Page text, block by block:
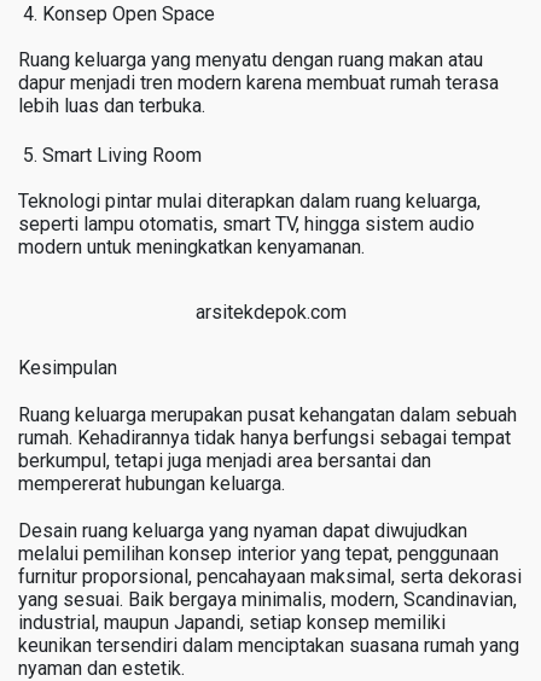
Konsep Open Space
Ruang keluarga yang menyatu dengan ruang makan atau
dapur menjadi tren modern karena membuat rumah terasa
lebih luas dan terbuka.
Smart Living Room
Teknologi pintar mulai diterapkan dalam ruang keluarga,
seperti lampu otomatis, smart TV, hingga sistem audio
modern untuk meningkatkan kenyamanan.
arsitekdepok.com
Kesimpulan
Ruang keluarga merupakan pusat kehangatan dalam sebuah
rumah. Kehadirannya tidak hanya berfungsi sebagai tempat
berkumpul, tetapi juga menjadi area bersantai dan
mempererat hubungan keluarga.
Desain ruang keluarga yang nyaman dapat diwujudkan
melalui pemilihan konsep interior yang tepat, penggunaan
furnitur proporsional, pencahayaan maksimal, serta dekorasi
yang sesuai. Baik bergaya minimalis, modern, Scandinavian,
industrial, maupun Japandi, setiap konsep memiliki
keunikan tersendiri dalam menciptakan suasana rumah yang
nyaman dan estetik.